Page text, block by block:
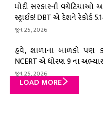
મોદી સરકારની વચેટિયાઓ
સ્ટ્રાઈક! DBT એ દેશને રેકોર્ડ
જૂન 25, 2026
હવે, શાળાના બાળકો પણ
NCERT એ ધોરણ 9 ના
જૂન 25, 2026
LOAD MORE